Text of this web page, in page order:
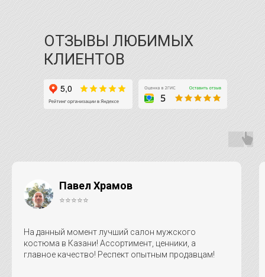
ОТЗЫВЫ ЛЮБИМЫХ
КЛИЕНТОВ
Павел Храмов
⭐⭐⭐⭐⭐
На данный момент лучший салон мужского
костюма в Казани! Ассортимент, ценники, а
главное качество! Респект опытным продавцам!